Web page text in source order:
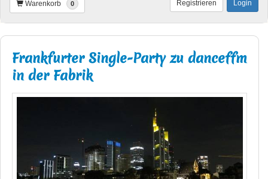
Warenkorb 0 Login
Registrieren
Frankfurter Single-Party zu danceffm
in der Fabrik